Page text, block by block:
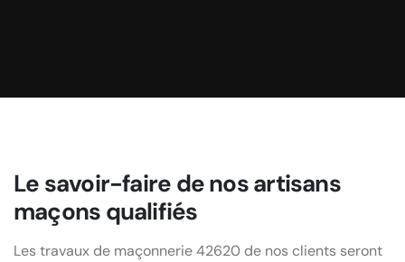
Le savoir-faire de nos artisans
maçons qualifiés
Les travaux de maçonnerie 42620 de nos clients seront